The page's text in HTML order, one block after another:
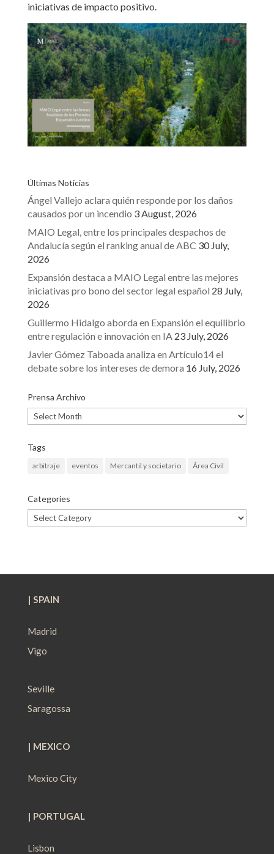
iniciativas de impacto positivo.
Últimas Noticias
Ángel Vallejo aclara quién responde por los daños
causados por un incendio 3 August, 2026
MAIO Legal, entre los principales despachos de
Andalucía según el ranking anual de ABC 30 July,
2026
Expansión destaca a MAIO Legal entre las mejores
iniciativas pro bono del sector legal español 28 July,
2026
Guillermo Hidalgo aborda en Expansión el equilibrio
entre regulación e innovación en IA 23 July, 2026
Javier Gómez Taboada analiza en Artículo14 el
debate sobre los intereses de demora 16 July, 2026
Prensa Archivo
Prensa
Archivo
Tags
arbitraje eventos Mercantil y societario Área Civil
Categories
Categories
| SPAIN
Madrid
Vigo
Seville
Saragossa
| MEXICO
Mexico City
| PORTUGAL
Lisbon